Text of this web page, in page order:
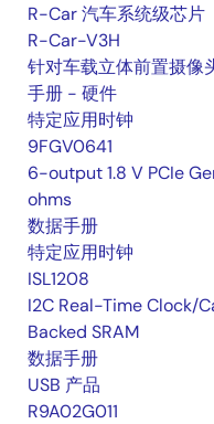
R-Car 汽车系统级芯片
R-Car-V3H
针对车载立体前置摄像
手册 - 硬件
特定应用时钟
9FGV0641
6-output 1.8 V PCIe
ohms
数据手册
特定应用时钟
ISL1208
I2C Real-Time Clock/
Backed SRAM
数据手册
USB 产品
R9A02G011